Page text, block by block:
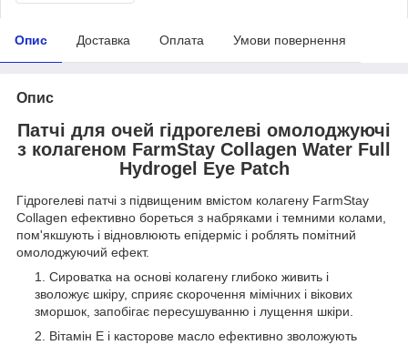
Опис Доставка Оплата Умови повернення
Опис
Патчі для очей гідрогелеві омолоджуючі
з колагеном FarmStay Collagen Water Full
Hydrogel Eye Patch
Гідрогелеві патчі з підвищеним вмістом колагену FarmStay
Collagen ефективно бореться з набряками і темними колами,
пом'якшують і відновлюють епідерміс і роблять помітний
омолоджуючий ефект.
Сироватка на основі колагену глибоко живить і
зволожує шкіру, сприяє скорочення мімічних і вікових
зморшок, запобігає пересушуванню і лущення шкіри.
Вітамін Е і касторове масло ефективно зволожують